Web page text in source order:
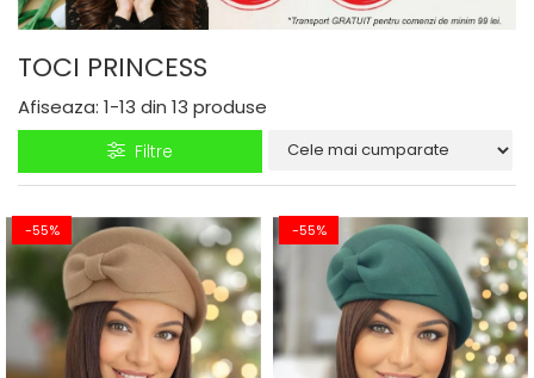
TOCI PRINCESS
Afiseaza: 1-13 din 13 produse
Filtre
-55% -55%